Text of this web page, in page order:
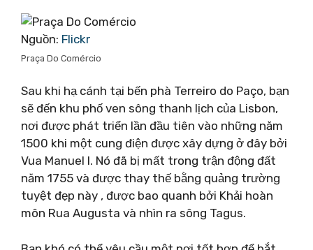
Nguồn: Flickr
Praça Do Comércio
Sau khi hạ cánh tại bến phà Terreiro do Paço, bạn
sẽ đến khu phố ven sông thanh lịch của Lisbon,
nơi được phát triển lần đầu tiên vào những năm
1500 khi một cung điện được xây dựng ở đây bởi
Vua Manuel I. Nó đã bị mất trong trận động đất
năm 1755 và được thay thế bằng quảng trường
tuyệt đẹp này , được bao quanh bởi Khải hoàn
môn Rua Augusta và nhìn ra sông Tagus.